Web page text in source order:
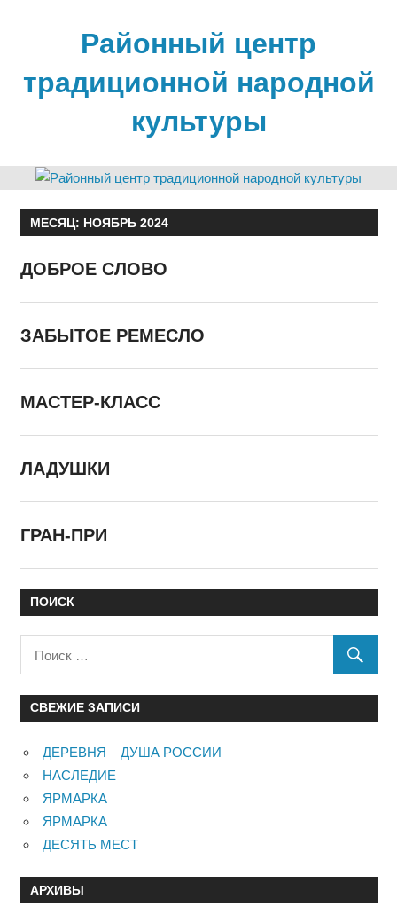
Районный центр
традиционной народной
культуры
МЕСЯЦ: НОЯБРЬ 2024
ДОБРОЕ СЛОВО
ЗАБЫТОЕ РЕМЕСЛО
МАСТЕР-КЛАСС
ЛАДУШКИ
ГРАН-ПРИ
ПОИСК
СВЕЖИЕ ЗАПИСИ
ДЕРЕВНЯ – ДУША РОССИИ
НАСЛЕДИЕ
ЯРМАРКА
ЯРМАРКА
ДЕСЯТЬ МЕСТ
АРХИВЫ